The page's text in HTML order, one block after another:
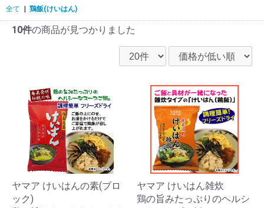
全て 鶏飯(けいはん)
10件の商品が見つかりました
ヤマア けいはんの素(ブロ
ック)
ヤマア けいはん雑炊
鶏の旨みたっぷりのヘルシ